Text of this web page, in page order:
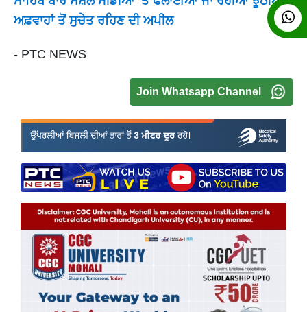
ਅਫ਼ਵਾਹਾਂ ਤੋਂ ਸੁਚੇਤ ਰਹਿਣ ਦੀ ਅਪੀਲ
- PTC NEWS
Join Whatsapp Channel